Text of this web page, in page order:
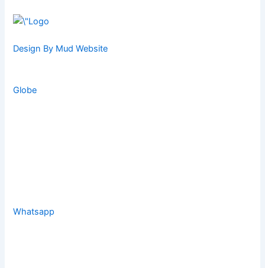
Design By Mud Website
Globe
Whatsapp